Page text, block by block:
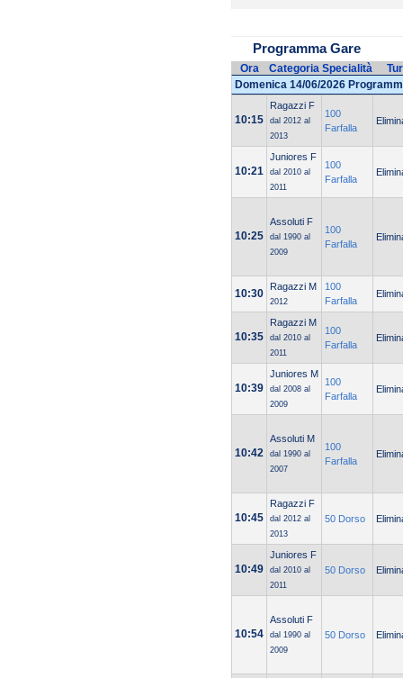
Programma Gare
Ora Categoria Specialità
Domenica 14/06/2026
10:15
Ragazzi F
dal 2012 al
2013
100
Farfalla
10:21
Juniores F
dal 2010 al
2011
100
Farfalla
10:25
Assoluti F
dal 1990 al
2009
100
Farfalla
10:30
Ragazzi M
2012
100
Farfalla
10:35
Ragazzi M
dal 2010 al
2011
100
Farfalla
10:39
Juniores M
dal 2008 al
2009
100
Farfalla
10:42
Assoluti M
dal 1990 al
2007
100
Farfalla
10:45
Ragazzi F
dal 2012 al
2013
50 Dorso
10:49
Juniores F
dal 2010 al
2011
50 Dorso
10:54
Assoluti F
dal 1990 al
2009
50 Dorso